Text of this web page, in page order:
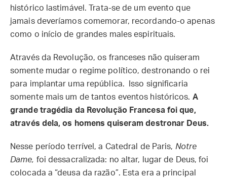
histórico lastimável. Trata-se de um evento que
jamais deveríamos comemorar, recordando-o apenas
como o início de grandes males espirituais.
Através da Revolução, os franceses não quiseram
somente mudar o regime político, destronando o rei
para implantar uma república. Isso significaria
somente mais um de tantos eventos históricos. A
grande tragédia da Revolução Francesa foi que,
através dela, os homens quiseram destronar Deus.
Nesse período terrível, a Catedral de Paris, Notre
Dame, foi dessacralizada: no altar, lugar de Deus, foi
colocada a “deusa da razão”. Esta era a principal